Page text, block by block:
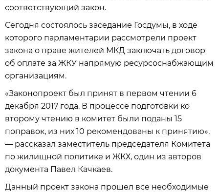
соответствующий закон.
Сегодня состоялось заседание Госдумы, в ходе
которого парламентарии рассмотрели проект
закона о праве жителей МКД заключать договор
об оплате за ЖКУ напрямую ресурсоснабжающим
организациям.
«Законопроект был принят в первом чтении 6
декабря 2017 года. В процессе подготовки ко
второму чтению в комитет были поданы 15
поправок, из них 10 рекомендованы к принятию»,
— рассказал заместитель председателя Комитета
по жилищной политике и ЖКХ, один из авторов
документа Павел Качкаев.
Данный проект закона прошел все необходимые